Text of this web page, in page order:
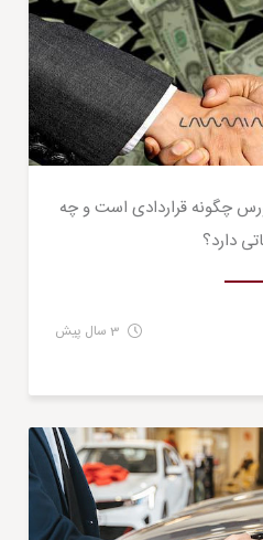
چگونه قراردادی است و چه
دارد؟